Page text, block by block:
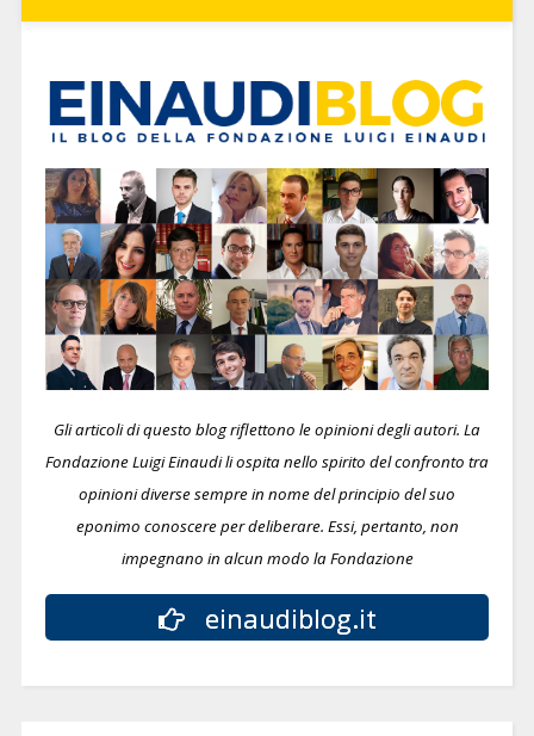
Gli articoli di questo blog riflettono le opinioni degli autori. La
Fondazione Luigi Einaudi li ospita nello spirito del confronto tra
opinioni diverse sempre in nome del principio del suo
eponimo conoscere per deliberare. Essi, pertanto, non
impegnano in alcun modo la Fondazione
einaudiblog.it